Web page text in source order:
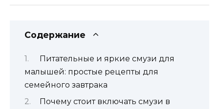
Содержание
Питательные и яркие смузи для
малышей: простые рецепты для
семейного завтрака
Почему стоит включать смузи в